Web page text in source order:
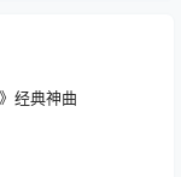
经典神曲